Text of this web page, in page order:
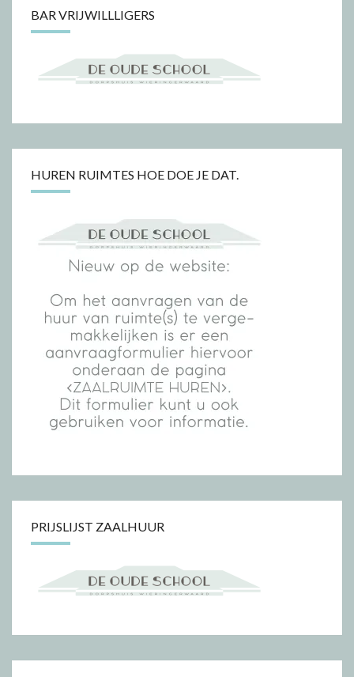
BAR VRIJWILLLIGERS
HUREN RUIMTES HOE DOE JE DAT.
PRIJSLIJST ZAALHUUR